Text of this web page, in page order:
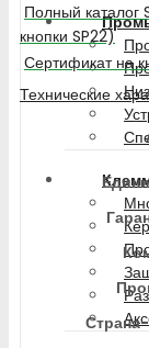
Полный
кнопки SP22)
Сертификат на
Технические